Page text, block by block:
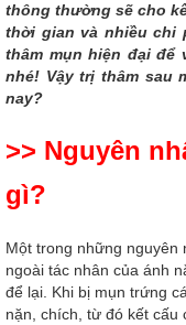
thông thường sẽ cho
thời gian và nhiều chi
thâm mụn hiện đại để
nhé! Vậy trị thâm sau
nay?
>> Nguyên
gì?
Một trong những nguyên
ngoài tác nhân của ánh
để lại. Khi bị mụn trứng
nặn, chích, từ đó kết cấu